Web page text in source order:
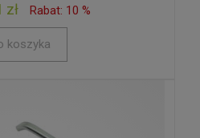
zł Rabat: 10 %
koszyka